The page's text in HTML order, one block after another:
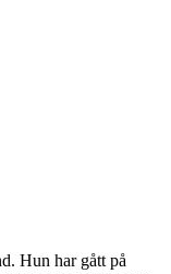
Hun har gått på